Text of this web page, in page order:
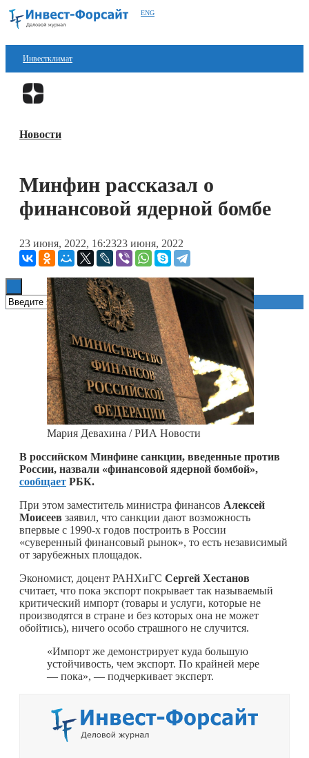
ENG
Инвестклимат
Финансы
Блокчейн
Книги
Новости
Минфин рассказал о
финансовой ядерной бомбе
23 июня, 2022, 16:2323 июня, 2022
Мария Девахина / РИА Новости
В российском Минфине санкции, введенные против
России, назвали «финансовой ядерной бомбой»,
сообщает РБК.
При этом заместитель министра финансов Алексей
Моисеев заявил, что санкции дают возможность
впервые с 1990-х годов построить в России
«суверенный финансовый рынок», то есть независимый
от зарубежных площадок.
Экономист, доцент РАНХиГС Сергей Хестанов
считает, что пока экспорт покрывает так называемый
критический импорт (товары и услуги, которые не
производятся в стране и без которых она не может
обойтись), ничего особо страшного не случится.
«Импорт же демонстрирует куда большую
устойчивость, чем экспорт. По крайней мере
— пока», — подчеркивает эксперт.